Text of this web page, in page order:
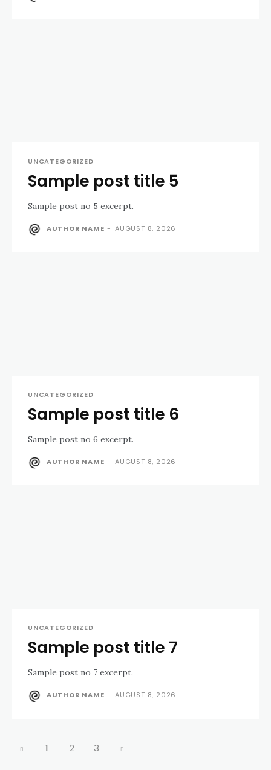
UNCATEGORIZED
Sample post title 5
Sample post no 5 excerpt.
AUTHOR NAME - AUGUST 8, 2026
UNCATEGORIZED
Sample post title 6
Sample post no 6 excerpt.
AUTHOR NAME - AUGUST 8, 2026
UNCATEGORIZED
Sample post title 7
Sample post no 7 excerpt.
AUTHOR NAME - AUGUST 8, 2026
1 2 3